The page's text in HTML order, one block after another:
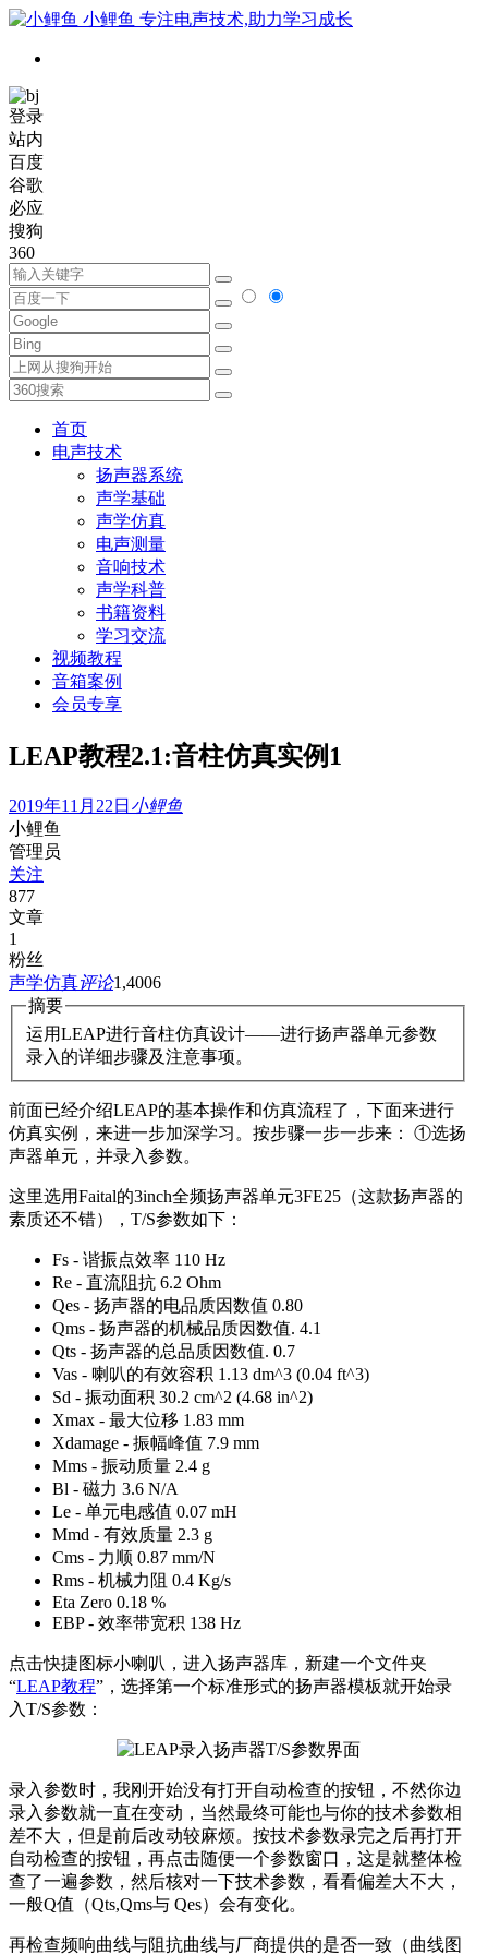
小鲤鱼 专注电声技术,助力学习成长
登录
站内
百度
谷歌
必应
搜狗
360
首页
电声技术
扬声器系统
声学基础
声学仿真
电声测量
音响技术
声学科普
书籍资料
学习交流
视频教程
音箱案例
会员专享
LEAP教程2.1:音柱仿真实例1
2019年11月22日 小鲤鱼
小鲤鱼
管理员
关注
877
文章
1
粉丝
声学仿真评论1,4006
摘要
运用LEAP进行音柱仿真设计——进行扬声器单元参数
录入的详细步骤及注意事项。
前面已经介绍LEAP的基本操作和仿真流程了，下面来进行
仿真实例，来进一步加深学习。按步骤一步一步来： ①选扬
声器单元，并录入参数。
这里选用Faital的3inch全频扬声器单元3FE25（这款扬声器的
素质还不错），T/S参数如下：
Fs - 谐振点效率 110 Hz
Re - 直流阻抗 6.2 Ohm
Qes - 扬声器的电品质因数值 0.80
Qms - 扬声器的机械品质因数值. 4.1
Qts - 扬声器的总品质因数值. 0.7
Vas - 喇叭的有效容积 1.13 dm^3 (0.04 ft^3)
Sd - 振动面积 30.2 cm^2 (4.68 in^2)
Xmax - 最大位移 1.83 mm
Xdamage - 振幅峰值 7.9 mm
Mms - 振动质量 2.4 g
Bl - 磁力 3.6 N/A
Le - 单元电感值 0.07 mH
Mmd - 有效质量 2.3 g
Cms - 力顺 0.87 mm/N
Rms - 机械力阻 0.4 Kg/s
Eta Zero 0.18 %
EBP - 效率带宽积 138 Hz
点击快捷图标小喇叭，进入扬声器库，新建一个文件夹
“LEAP教程”，选择第一个标准形式的扬声器模板就开始录
入T/S参数：
录入参数时，我刚开始没有打开自动检查的按钮，不然你边
录入参数就一直在变动，当然最终可能也与你的技术参数相
差不大，但是前后改动较麻烦。按技术参数录完之后再打开
自动检查的按钮，再点击随便一个参数窗口，这是就整体检
查了一遍参数，然后核对一下技术参数，看看偏差大不大，
一般Q值（Qts,Qms与 Qes）会有变化。
再检查频响曲线与阻抗曲线与厂商提供的是否一致（曲线图